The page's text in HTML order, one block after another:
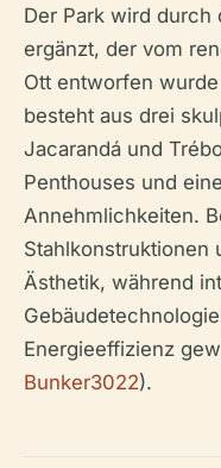
Der Park wird durch
ergänzt, der vom
Ott entworfen
besteht aus drei
Jacarandá und
Penthouses und
Annehmlichkeiten.
Stahlkonstruktionen
Ästhetik, während
Energieeffizienz
Bunker3022).